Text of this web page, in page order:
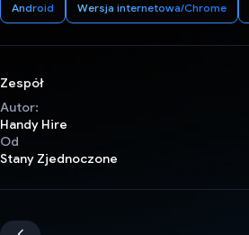
Android Wersja internetowa/Chrome
Zespół
Autor:
Handy Hire
Od
Stany Zjednoczone